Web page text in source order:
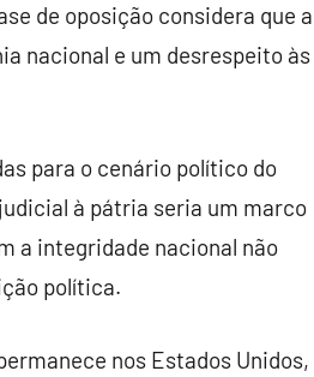
de oposição considera que a
nacional e um desrespeito às
para o cenário político do
à pátria seria um marco
a integridade nacional não
política.
nos Estados Unidos,